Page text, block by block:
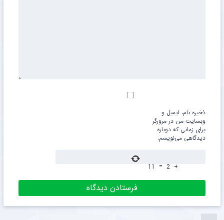
ذخیره نام، ایمیل و
وبسایت من در مرورگر
برای زمانی که دوباره
دیدگاهی می‌نویسم.
+
2
=
11